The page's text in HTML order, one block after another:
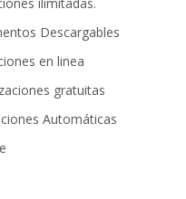
Descargables
en linea
gratuitas
Automáticas